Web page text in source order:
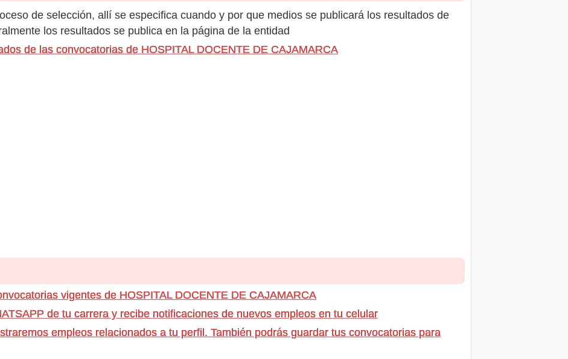
de selección, allí se especifica cuando y por que medios se publicará los resultados de
los resultados se publica en la página de la entidad
de las convocatorias de HOSPITAL DOCENTE DE CAJAMARCA
vigentes de HOSPITAL DOCENTE DE CAJAMARCA
de tu carrera y recibe notificaciones de nuevos empleos en tu celular
empleos relacionados a tu perfil. También podrás guardar tus convocatorias para